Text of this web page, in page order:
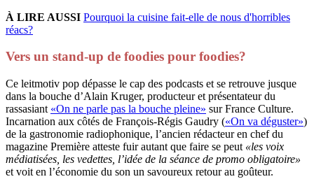
À LIRE AUSSI Pourquoi la cuisine fait-elle de nous d'horribles
réacs?
Vers un stand-up de foodies pour foodies?
Ce leitmotiv pop dépasse le cap des podcasts et se retrouve jusque
dans la bouche d’Alain Kruger, producteur et présentateur du
rassasiant «On ne parle pas la bouche pleine» sur France Culture.
Incarnation aux côtés de François-Régis Gaudry («On va déguster»)
de la gastronomie radiophonique, l’ancien rédacteur en chef du
magazine Première atteste fuir autant que faire se peut «les voix
médiatisées, les vedettes, l’idée de la séance de promo obligatoire»
et voit en l’économie du son un savoureux retour au goûteur.